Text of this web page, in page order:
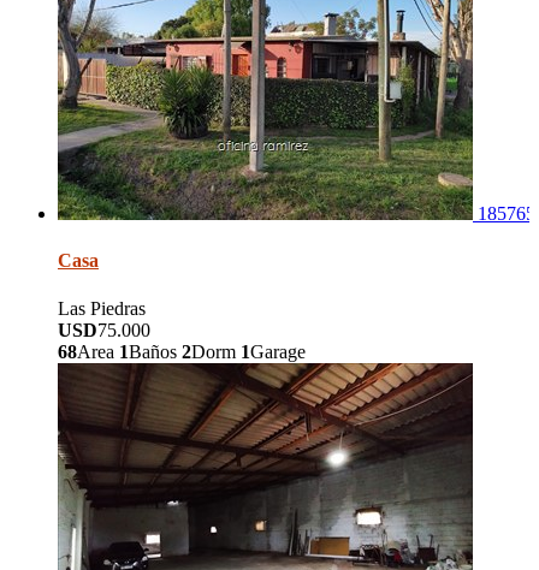
185765
Casa
Las Piedras
USD75.000
68Area 1Baños 2Dorm 1Garage